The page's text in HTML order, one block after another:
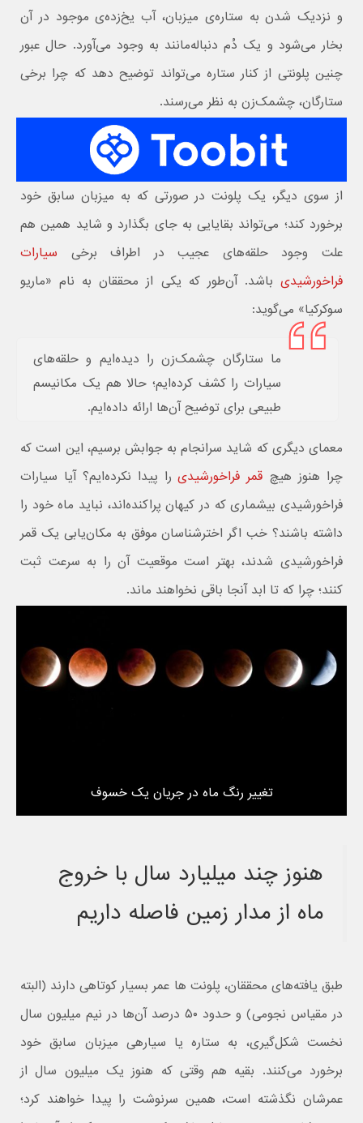
و نزدیک شدن به ستاره‌ی میزبان، آب یخ‌زده‌ی موجود در آن
بخار می‌شود و یک دُم دنباله‌مانند به وجود می‌آورد. حال عبور
چنین پلونتی از کنار ستاره می‌تواند توضیح دهد که چرا برخی
ستارگان، چشمک‌زن به نظر می‌رسند.
از سوی دیگر، یک پلونت در صورتی که به میزبان سابق خود
برخورد کند؛ می‌تواند بقایایی به جای بگذارد و شاید همین هم
علت وجود حلقه‌های عجیب در اطراف برخی سیارات
فراخورشیدی باشد. آن‌طور که یکی از محققان به نام «ماریو
سوکرکیا» می‌گوید:
ما ستارگان چشمک‌زن را دیده‌ایم و حلقه‌های
سیارات را کشف کرده‌ایم؛ حالا هم یک مکانیسم
طبیعی برای توضیح آن‌ها ارائه داده‌ایم.
معمای دیگری که شاید سرانجام به جوابش برسیم، این است که
چرا هنوز هیچ قمر فراخورشیدیرا پیدا نکرده‌ایم؟ آیا سیارات
فراخورشیدی بیشماری که در کیهان پراکنده‌اند، نباید ماه خود را
داشته باشند؟ خب اگر اخترشناسان موفق به مکان‌یابی یک قمر
فراخورشیدی شدند، بهتر است موقعیت آن را به سرعت ثبت
کنند؛ چرا که تا ابد آنجا باقی نخواهند ماند.
تغییر رنگ ماه در جریان یک خسوف
هنوز چند میلیارد سال با خروج
ماه از مدار زمین فاصله داریم
طبق یافته‌های محققان، پلونت ها عمر بسیار کوتاهی دارند (البته
در مقیاس نجومی) و حدود ۵۰ درصد آن‌ها در نیم میلیون سال
نخست شکل‌گیری، به ستاره یا سیاره‎ی میزبان سابق خود
برخورد می‌کنند. بقیه هم وقتی که هنوز یک میلیون سال از
عمرشان نگذشته است، همین سرنوشت را پیدا خواهند کرد؛